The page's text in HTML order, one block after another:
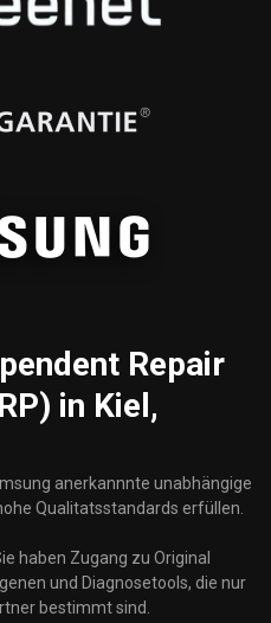
Repair
in Kiel,
anerkannnte unabhängige
Qualitatsstandards erfüllen.
haben Zugang zu Original
und Diagnosetools, die nur
bestimmt sind.